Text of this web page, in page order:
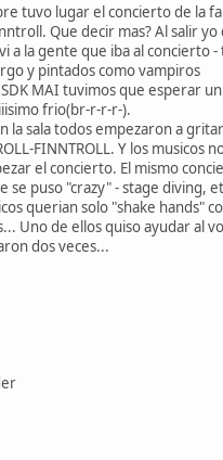
tuvo lugar el concierto de la
Que decir mas? Al salir yo
a la gente que iba al concierto -
y pintados como vampiros
MAI tuvimos que esperar
frio(br-r-r-r-).
la sala todos empezaron a
FINNTROLL. Y los musicos
el concierto. El mismo
se puso "crazy" - stage diving,
querian solo "shake hands"
Uno de ellos quiso ayudar al
dos veces...